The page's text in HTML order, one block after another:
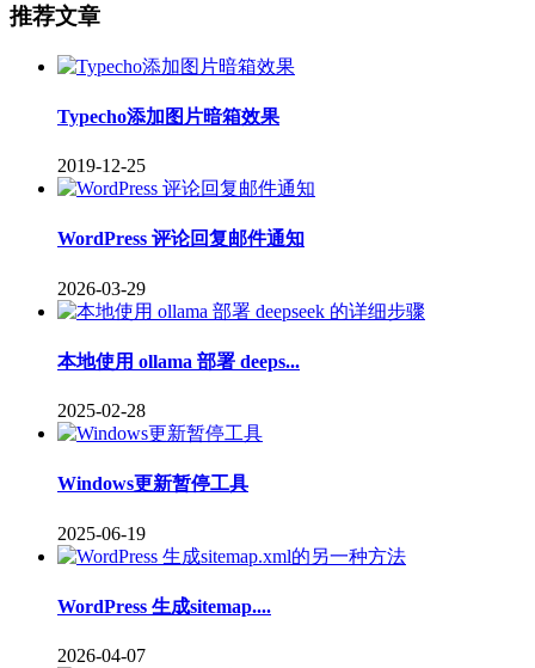
推荐文章
Typecho添加图片暗箱效果
2019-12-25
WordPress 评论回复邮件通知
2026-03-29
本地使用 ollama 部署 deeps...
2025-02-28
Windows更新暂停工具
2025-06-19
WordPress 生成sitemap....
2026-04-07